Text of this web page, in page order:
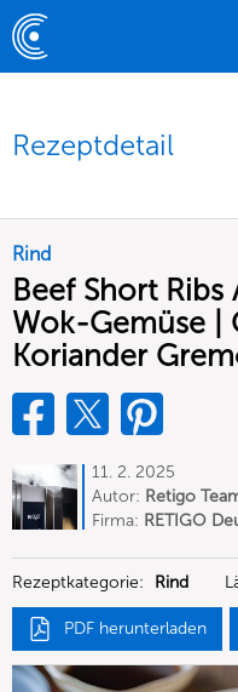
Rezeptdetail
Rind
Beef Short Ribs
Wok-Gemüse |
Koriander
11. 2. 2025
Autor: Retigo
Deutschland
Firma: RETIGO
Rezeptkategorie:
Rind
PDF herunterladen